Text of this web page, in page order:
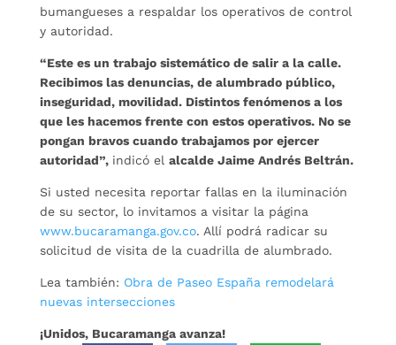
bumangueses a respaldar los operativos de control
y autoridad.
“Este es un trabajo sistemático de salir a la calle.
Recibimos las denuncias, de alumbrado público,
inseguridad, movilidad. Distintos fenómenos a los
que les hacemos frente con estos operativos. No se
pongan bravos cuando trabajamos por ejercer
autoridad”, indicó el alcalde Jaime Andrés Beltrán.
Si usted necesita reportar fallas en la iluminación
de su sector, lo invitamos a visitar la página
www.bucaramanga.gov.co. Allí podrá radicar su
solicitud de visita de la cuadrilla de alumbrado.
Lea también: Obra de Paseo España remodelará
nuevas intersecciones
¡Unidos, Bucaramanga avanza!